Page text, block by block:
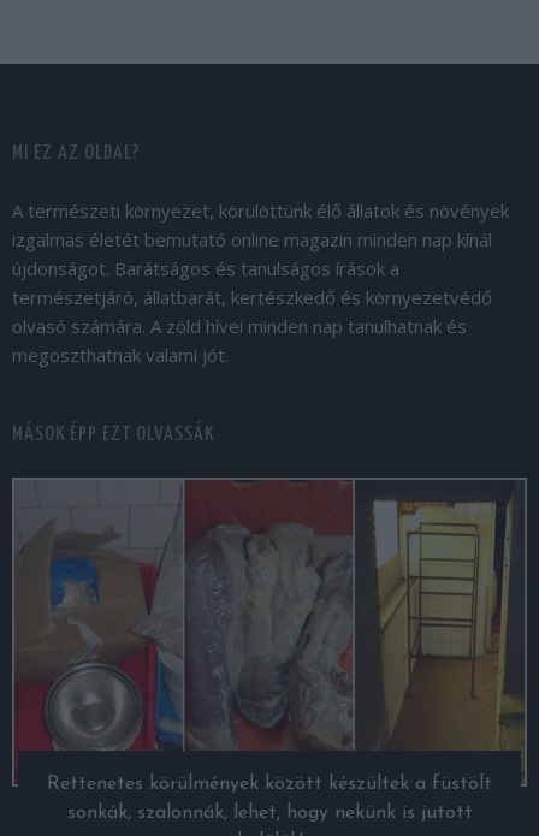
MI EZ AZ OLDAL?
A természeti környezet, körülöttünk élő állatok és növények
izgalmas életét bemutató online magazin minden nap kínál
újdonságot. Barátságos és tanulságos írások a
természetjáró, állatbarát, kertészkedő és környezetvédő
olvasó számára. A zöld hívei minden nap tanulhatnak és
megoszthatnak valami jót.
MÁSOK ÉPP EZT OLVASSÁK
Rettenetes körülmények között készültek a füstölt
sonkák, szalonnák, lehet, hogy nekünk is jutott